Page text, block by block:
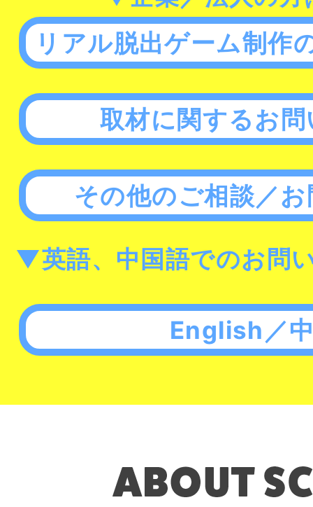
リアル脱出ゲーム制作
取材に関するお
その他のご相談／
▼英語、中国語でのお問
English／